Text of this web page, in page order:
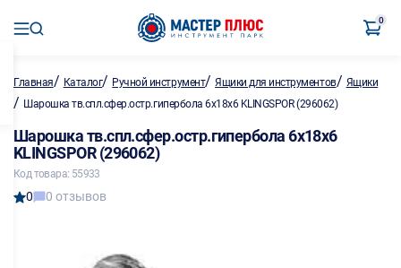
0
Главная/ Каталог/ Ручной инструмент/Ящики для инструментов/ Ящики
/ Шарошка тв.спл.сфер.остр.гипербола 6х18х6 KLINGSPOR (296062)
Шарошка тв.спл.сфер.остр.гипербола 6х18х6
KLINGSPOR (296062)
Код товара: 55933
0 0 отзывов